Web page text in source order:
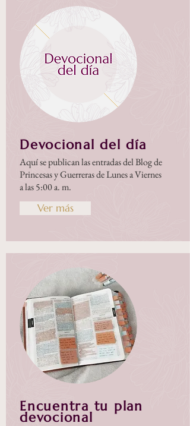
Devocional del día
Aquí se publican las entradas del Blog de
Princesas y Guerreras de Lunes a Viernes
a las 5:00 a. m.
Ver más
Encuentra tu plan
devocional